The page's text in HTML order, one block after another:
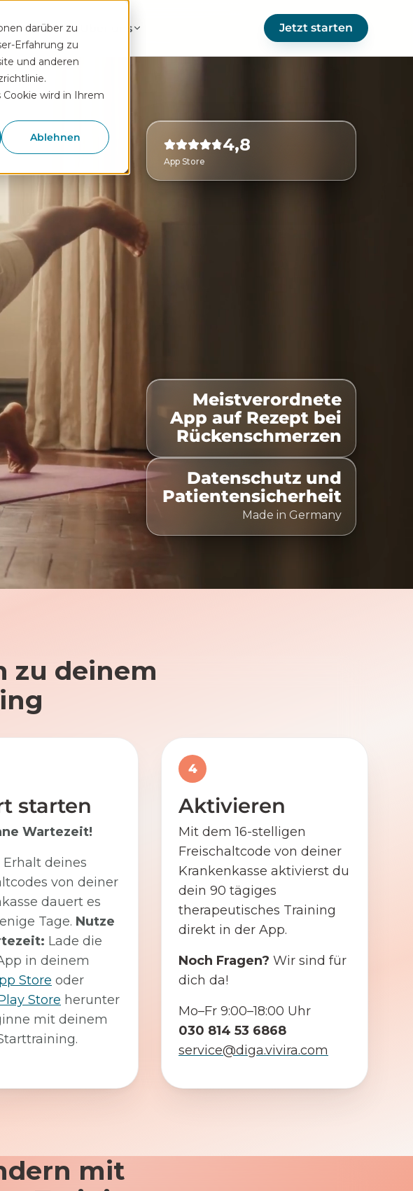
darüber zu
Erfahrung zu
und anderen
wird in Ihrem
Ablehnen
Hilfe Über uns Jetzt starten
4,8
App Store
Meistverordnete
App auf Rezept bei
Rückenschmerzen
Datenschutz und
Patientensicherheit
Made in Germany
100% Kostenübernahme Zeitlich flexibel
zu deinem
starten
Wartezeit!
deines
von deiner
dauert es
Tage. Nutze
Lade die
in deinem
Store oder
Store herunter
mit deinem
4
Aktivieren
Mit dem 16-stelligen
Freischaltcode von deiner
Krankenkasse aktivierst du
dein 90 tägiges
therapeutisches Training
direkt in der App.
Noch Fragen? Wir sind für
dich da!
Mo–Fr 9:00–18:00 Uhr
030 814 53 6868
service@diga.vivira.com
mit